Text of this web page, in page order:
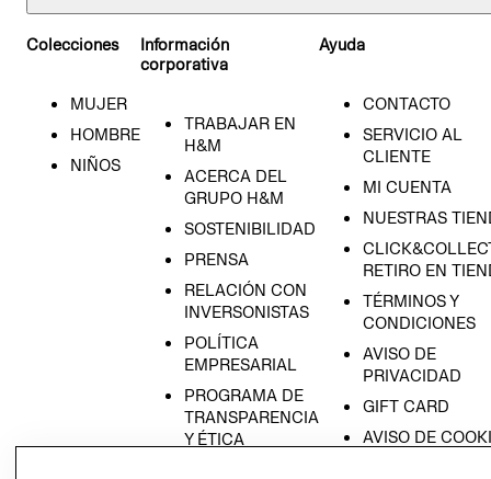
Colecciones
MUJER
HOMBRE
NIÑOS
Información
corporativa
TRABAJAR EN
H&M
ACERCA DEL
GRUPO H&M
SOSTENIBILIDAD
PRENSA
RELACIÓN CON
INVERSONISTAS
POLÍTICA
EMPRESARIAL
PROGRAMA DE
TRANSPARENCIA
Y ÉTICA
Ayuda
CONTACTO
SERVICIO AL
CLIENTE
MI CUENTA
NUESTRAS
RETIRO EN
TÉRMINOS Y
CONDICIONES
AVISO DE
PRIVACIDAD
GIFT CARD
AVISO DE